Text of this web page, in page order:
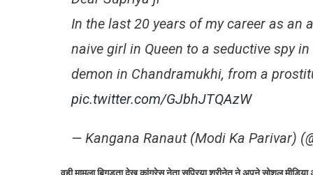
In the last 20 years of my career as an
naive girl in Queen to a seductive spy
demon in Chandramukhi, from a
pic.twitter.com/GJbhJTQAzW
— Kangana Ranaut (Modi Ka Parivar)